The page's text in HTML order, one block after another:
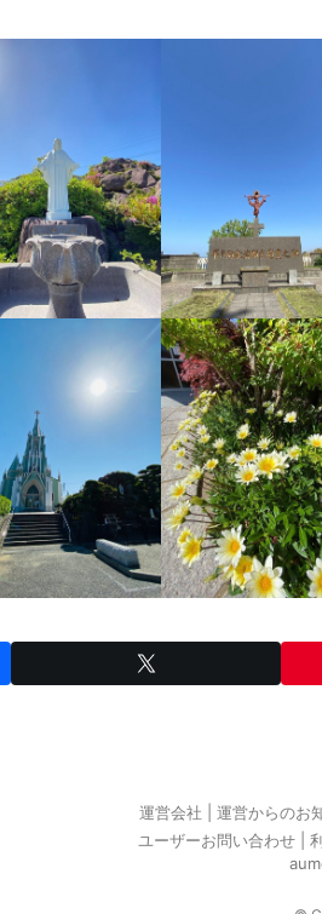
運営会社 運営からのお
ユーザーお問い合わせ